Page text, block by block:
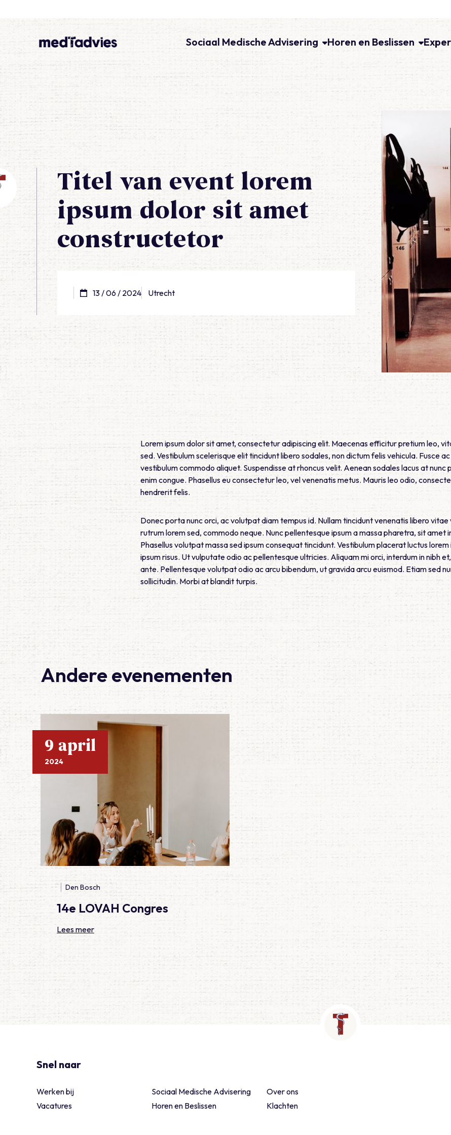
Sociaal Medische Advisering Horen en Beslissen
Titel van event lorem
ipsum dolor sit amet
constructetor
13 / 06 / 2024 Utrecht
Lorem ipsum dolor sit amet, consectetur adipiscing elit. Maecenas efficitur pretium leo,
sed. Vestibulum scelerisque elit tincidunt libero sodales, non dictum felis vehicula. Fusce
vestibulum commodo aliquet. Suspendisse at rhoncus velit. Aenean sodales lacus at nunc
enim congue. Phasellus eu consectetur leo, vel venenatis metus. Mauris leo odio,
hendrerit felis.
Donec porta nunc orci, ac volutpat diam tempus id. Nullam tincidunt venenatis libero vitae
rutrum lorem sed, commodo neque. Nunc pellentesque ipsum a massa pharetra, sit amet
Phasellus volutpat massa sed ipsum consequat tincidunt. Vestibulum placerat luctus
ipsum risus. Ut vulputate odio ac pellentesque ultricies. Aliquam mi orci, interdum in nibh
ante. Pellentesque volutpat odio ac arcu bibendum, ut gravida arcu euismod. Etiam sed
sollicitudin. Morbi at blandit turpis.
Andere evenementen
14e LOVAH Congres
Den Bosch
Lees meer
9 april
2024
Lees meer over 14e LOVAH Congres
Snel naar
Werken bij
Vacatures
Sociaal Medische Advisering
Horen en Beslissen
Over ons
Klachten